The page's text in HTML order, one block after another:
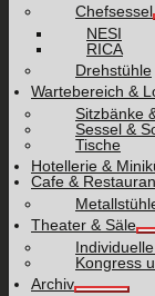
Chefsessel
NESI
RICA
Drehstühle
Wartebereich &
Sitzbänke
Sessel &
Tische
Hotellerie &
Cafe &
Theater & Säle
Kongress
Archiv